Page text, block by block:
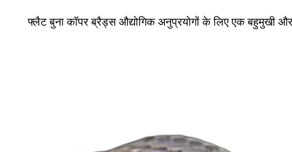
फ्लैट बुना कॉपर ब्रैड्स औद्योगिक अनुप्रयोगों के लिए एक बहुमुखी